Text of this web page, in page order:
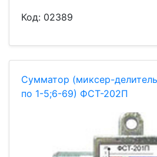
Код: 02389
Сумматор (миксер-
по 1-5;6-69) ФСТ-202П